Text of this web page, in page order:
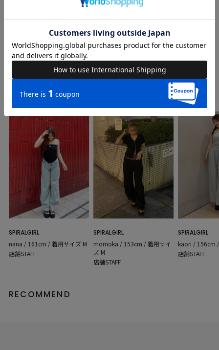
COORDINATE Instagram Post
SPIRALGIRL
nana / 161cm / 着用サイズ M
店舗STAFF
SPIRALGIRL
momoka / 153cm / 着用サイ
ズ M
店舗STAFF
SPIRALGIRL
kaori / 156cm
店舗STAFF
RECOMMEND